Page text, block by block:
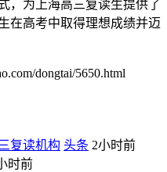
，为上海高三复读生提供了
在高考中取得理想成绩并迈
dongtai/5650.html
复读机构 头条 2小时前
时前